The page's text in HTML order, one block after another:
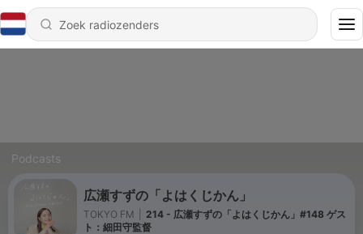
Podcasts
広瀬すずの「よはくじかん」
TOKYO FM
214 - 広瀬すずの「よはくじかん」#148 ゲス
ト：細田守監督